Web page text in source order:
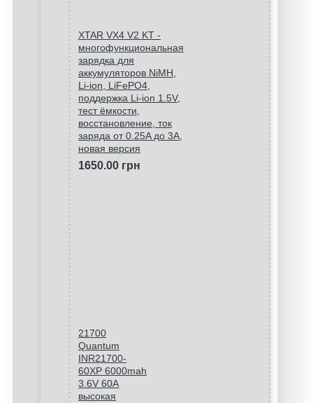
XTAR VX4 V2 KT -
многофункциональная
зарядка для
аккумуляторов NiMH,
Li-ion, LiFePO4,
поддержка Li-ion 1.5V,
тест ёмкости,
восстановление, ток
заряда от 0.25A до 3A,
новая версия
1650.00 грн
21700
Quantum
INR21700-
60XP 6000mah
3.6V 60A
высокая